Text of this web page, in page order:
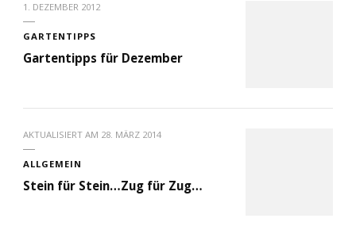
1. DEZEMBER 2012
GARTENTIPPS
Gartentipps für Dezember
AKTUALISIERT AM 28. MÄRZ 2014
ALLGEMEIN
Stein für Stein…Zug für Zug…